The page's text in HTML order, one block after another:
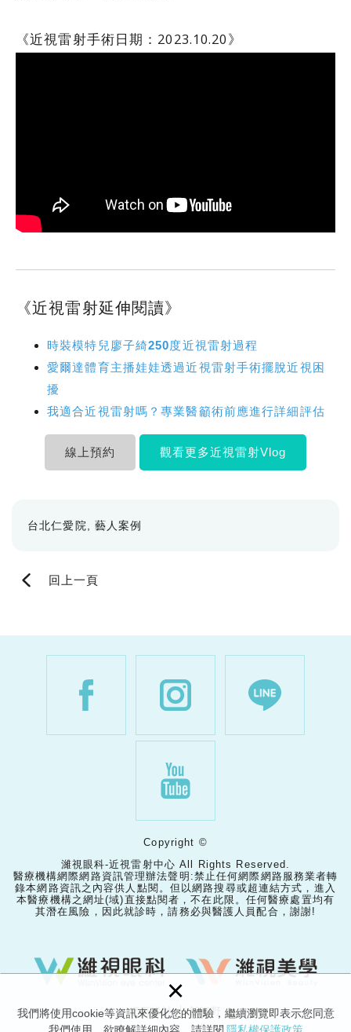
我們將使用cookie等資訊來優化您的體驗，繼續瀏覽即表示您同意
×
《近視雷射手術日期：2023.10.20》
《近視雷射延伸閱讀》
時裝模特兒廖子綺250度近視雷射過程
愛爾達體育主播娃娃透過近視雷射手術擺脫近視困
擾
我適合近視雷射嗎？專業醫籲術前應進行詳細評估
線上預約 觀看更多近視雷射Vlog
台北仁愛院 藝人案例
回上一頁
Copyright ©
濰視眼科-近視雷射中心 All Rights Reserved.
醫療機構網際網路資訊管理辦法聲明:禁止任何網際網路服務業者轉
錄本網路資訊之內容供人點閱。但以網路搜尋或超連結方式，進入
本醫療機構之網址(域)直接點閱者，不在此限。任何醫療處置均有
其潛在風險，因此就診時，請務必與醫護人員配合，謝謝!
網頁設計 │ 新視野